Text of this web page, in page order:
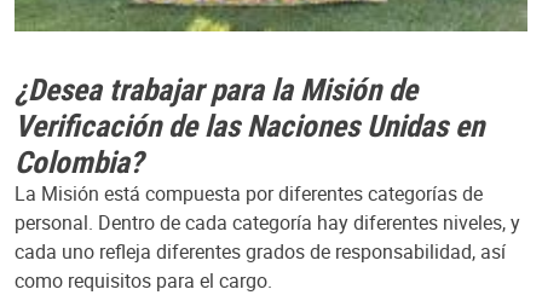
¿Desea trabajar para la Misión de
Verificación de las Naciones Unidas en
Colombia?
La Misión está compuesta por diferentes categorías de
personal. Dentro de cada categoría hay diferentes niveles, y
cada uno refleja diferentes grados de responsabilidad, así
como requisitos para el cargo.